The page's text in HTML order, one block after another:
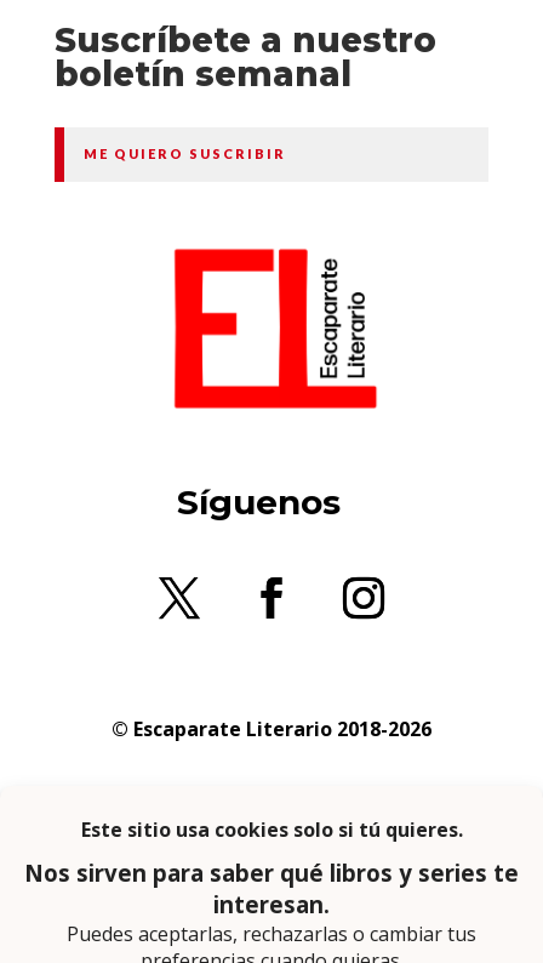
Suscríbete a nuestro
boletín semanal
ME QUIERO SUSCRIBIR
Síguenos
© Escaparate Literario 2018-2026
privacidad
En calidad de afiliado de Amazon obtengo